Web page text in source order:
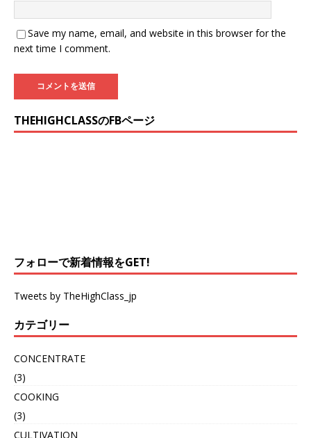
Save my name, email, and website in this browser for the
next time I comment.
THEHIGHCLASSのFBページ
フォローで新着情報をGET!
Tweets by TheHighClass_jp
カテゴリー
CONCENTRATE
(3)
COOKING
(3)
CULTIVATION